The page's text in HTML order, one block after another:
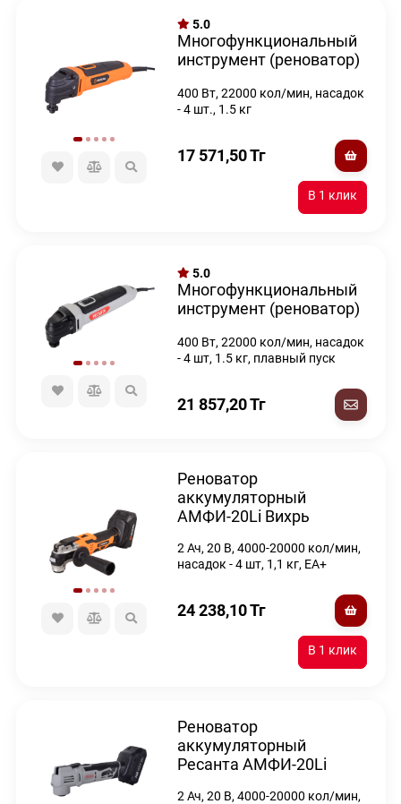
5.0
Многофункциональный
инструмент (реноватор)
400 Вт, 22000 кол/мин, насадок
- 4 шт., 1.5 кг
17 571,50Тг
5.0
Многофункциональный
инструмент (реноватор)
400 Вт, 22000 кол/мин, насадок
- 4 шт, 1.5 кг, плавный пуск
21 857,20Тг
Реноватор
аккумуляторный
АМФИ-20Li Вихрь
2 Ач, 20 В, 4000-20000 кол/мин,
насадок - 4 шт, 1,1 кг, ЕА+
24 238,10Тг
Реноватор
аккумуляторный
Ресанта АМФИ-20Li
2 Ач, 20 В, 4000-20000 кол/мин,